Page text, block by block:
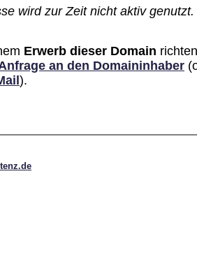
wird zur Zeit nicht aktiv genutzt.
Erwerb dieser Domain
an den Domain­inhaber
).